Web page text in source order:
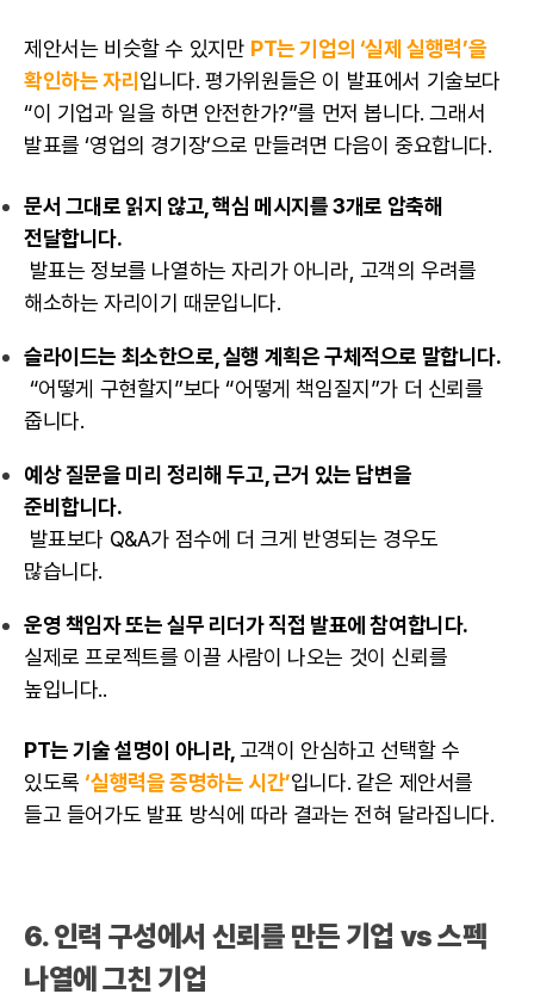
제안서는 비슷할 수 있지만 PT는 기업의 ‘실제 실행력’을
확인하는 자리 입니다. 평가위원들은 이 발표에서 기술보다
“이 기업과 일을 하면 안전한가?”를 먼저 봅니다. 그래서
발표를 ‘영업의 경기장’으로 만들려면 다음이 중요합니다.
문서 그대로 읽지 않고, 핵심 메시지를 3개로 압축해
전달합니다.
발표는 정보를 나열하는 자리가 아니라, 고객의 우려를
해소하는 자리이기 때문입니다.
슬라이드는 최소한으로, 실행 계획은 구체적으로 말합니다.
“어떻게 구현할지”보다 “어떻게 책임질지”가 더 신뢰를
줍니다.
예상 질문을 미리 정리해 두고, 근거 있는 답변을
준비합니다.
발표보다 Q&A가 점수에 더 크게 반영되는 경우도
많습니다.
운영 책임자 또는 실무 리더가 직접 발표에 참여합니다.
실제로 프로젝트를 이끌 사람이 나오는 것이 신뢰를
높입니다..
PT는 기술 설명이 아니라, 고객이 안심하고 선택할 수
있도록‘실행력을 증명하는 시간’입니다. 같은 제안서를
들고 들어가도 발표 방식에 따라 결과는 전혀 달라집니다.
6. 인력 구성에서 신뢰를 만든 기업 vs 스펙
나열에 그친 기업